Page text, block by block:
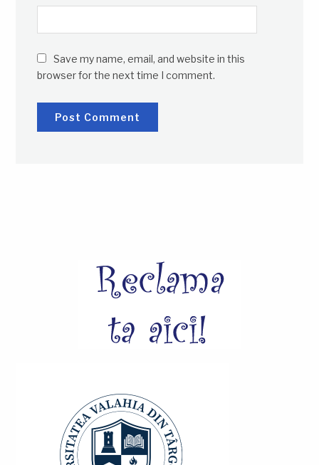
Save my name, email, and website in this
browser for the next time I comment.